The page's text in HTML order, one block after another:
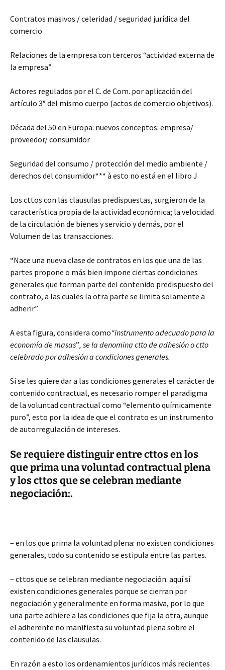
Contratos masivos / celeridad / seguridad jurídica del
comercio
Relaciones de la empresa con terceros “actividad externa de
la empresa”
Actores regulados por el C. de Com. por aplicación del
artículo 3° del mismo cuerpo (actos de comercio objetivos).
Década del 50 en Europa: nuevos conceptos: empresa/
proveedor/ consumidor
Seguridad del consumo / protección del medio ambiente /
derechos del consumidor*** à esto no está en el libro J
Los cttos con las clausulas predispuestas, surgieron de la
característica propia de la actividad económica; la velocidad
de la circulación de bienes y servicio y demás, por el
Volumen de las transacciones.
“Nace una nueva clase de contratos en los que una de las
partes propone o más bien impone ciertas condiciones
generales que forman parte del contenido predispuesto del
contrato, a las cuales la otra parte se limita solamente a
adherir”.
A esta figura, considera como“instrumento adecuado para la
economía de masas”, se la denomina ctto de adhesión o ctto
celebrado por adhesión a condiciones generales.
Si se les quiere dar a las condiciones generales el carácter de
contenido contractual, es necesario romper el paradigma
de la voluntad contractual como “elemento químicamente
puro”, esto por la idea de que el contrato es un instrumento
de autorregulación de intereses.
Se requiere distinguir entre cttos en los
que prima una voluntad contractual plena
y los cttos que se celebran mediante
negociación:.
– en los que prima la voluntad plena: no existen condiciones
generales, todo su contenido se estipula entre las partes.
– cttos que se celebran mediante negociación: aquí sí
existen condiciones generales porque se cierran por
negociación y generalmente en forma masiva, por lo que
una parte adhiere a las condiciones que fija la otra, aunque
el adherente no manifiesta su voluntad plena sobre el
contenido de las clausulas.
En razón a esto los ordenamientos jurídicos más recientes